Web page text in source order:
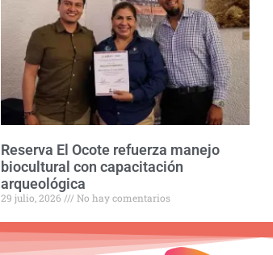
Reserva El Ocote refuerza manejo
biocultural con capacitación
arqueológica
29 julio, 2026 No hay comentarios